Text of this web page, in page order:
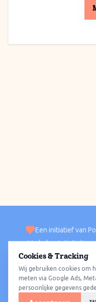
Een initiatief van
VerhalenActiviteiten
Alle wijkenAlmere Haven
Almere HoutAlmere
Cookies & Tracking
Wij gebruiken cookies om
meten via Google Ads,
persoonlijke gegevens